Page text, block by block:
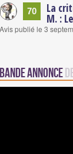
70 La
M. :
Avis publié le 3
Bande annonce